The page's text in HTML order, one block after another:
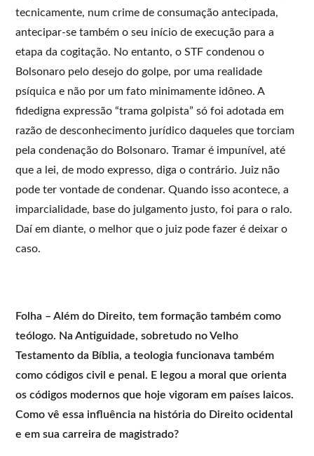
tecnicamente, num crime de consumação antecipada,
antecipar-se também o seu início de execução para a
etapa da cogitação. No entanto, o STF condenou o
Bolsonaro pelo desejo do golpe, por uma realidade
psíquica e não por um fato minimamente idôneo. A
fidedigna expressão “trama golpista” só foi adotada em
razão de desconhecimento jurídico daqueles que torciam
pela condenação do Bolsonaro. Tramar é impunível, até
que a lei, de modo expresso, diga o contrário. Juiz não
pode ter vontade de condenar. Quando isso acontece, a
imparcialidade, base do julgamento justo, foi para o ralo.
Daí em diante, o melhor que o juiz pode fazer é deixar o
caso.
Folha – Além do Direito, tem formação também como
teólogo. Na Antiguidade, sobretudo no Velho
Testamento da Bíblia, a teologia funcionava também
como códigos civil e penal. E legou a moral que orienta
os códigos modernos que hoje vigoram em países laicos.
Como vê essa influência na história do Direito ocidental
e em sua carreira de magistrado?